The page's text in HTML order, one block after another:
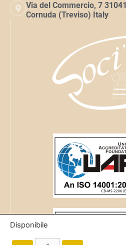
Disponibile
Via del Commercio, 7 31041
Cornuda (Treviso) Italy